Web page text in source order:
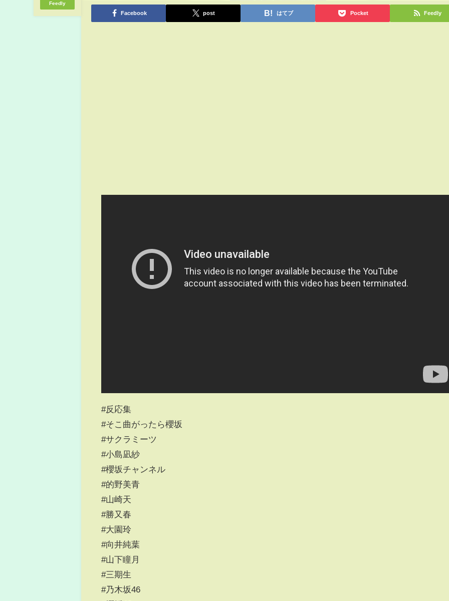
Feedly
Facebook post はてブ Pocket Feedly
#反応集
#そこ曲がったら櫻坂
#サクラミーツ
#小島凪紗
#櫻坂チャンネル
#的野美青
#山崎天
#勝又春
#大園玲
#向井純葉
#山下瞳月
#三期生
#乃木坂46